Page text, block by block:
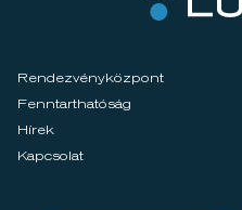
Rendezvényközpont
Fenntarthatóság
Hírek
Kapcsolat